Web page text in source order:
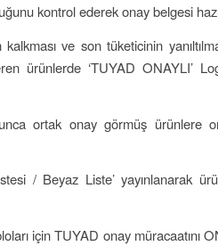
kontrol ederek onay belgesi
ve son tüketicinin
ürünlerde ‘TUYAD ONAYLI’
ortak onay görmüş ürünlere
/ Beyaz Liste’ yayınlanarak
için TUYAD onay müracaatını